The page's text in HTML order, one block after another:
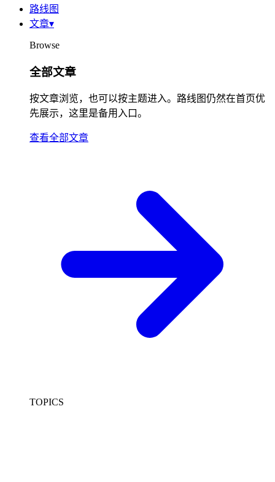
路线图
文章▾
Browse
全部文章
按文章浏览，也可以按主题进入。路线图仍然在首页优
先展示，这里是备用入口。
查看全部文章
TOPICS